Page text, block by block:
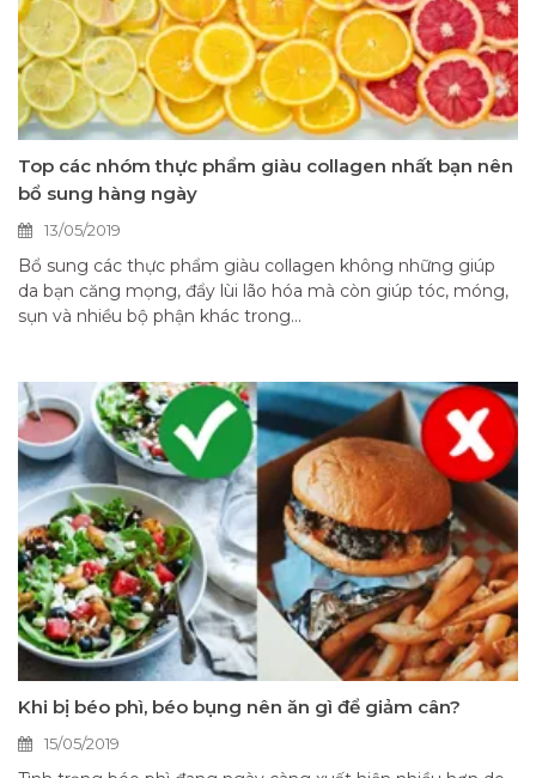
Top các nhóm thực phẩm giàu collagen nhất bạn nên
bổ sung hàng ngày
13/05/2019
Bổ sung các thực phẩm giàu collagen không những giúp
da bạn căng mọng, đẩy lùi lão hóa mà còn giúp tóc, móng,
sụn và nhiều bộ phận khác trong...
Khi bị béo phì, béo bụng nên ăn gì để giảm cân?
15/05/2019